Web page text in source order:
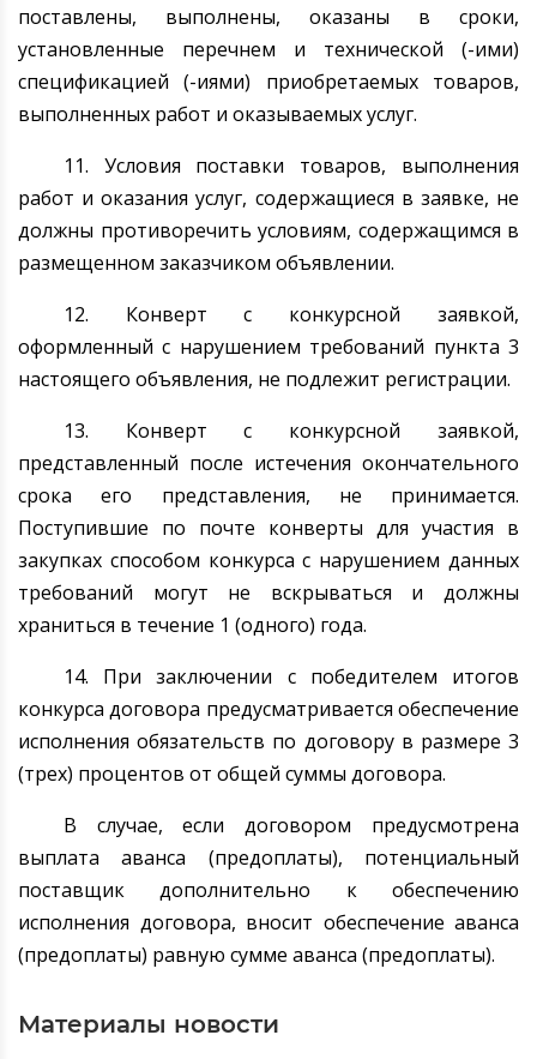
поставлены, выполнены, оказаны в сроки,
установленные перечнем и технической (-ими)
спецификацией (-иями) приобретаемых товаров,
выполненных работ и оказываемых услуг.
11. Условия поставки товаров, выполнения
работ и оказания услуг, содержащиеся в заявке, не
должны противоречить условиям, содержащимся в
размещенном заказчиком объявлении.
12.
Конверт с конкурсной заявкой,
оформленный с нарушением требований пункта 3
настоящего объявления, не подлежит регистрации.
13. Конверт с конкурсной заявкой,
представленный после истечения окончательного
срока его представления, не принимается.
Поступившие по почте конверты для участия в
закупках способом конкурса с нарушением данных
требований могут не вскрываться и должны
храниться в течение 1 (одного) года.
14. При заключении с победителем итогов
конкурса договора предусматривается обеспечение
исполнения обязательств по договору в размере 3
(трех) процентов от общей суммы договора.
В случае, если договором предусмотрена
выплата аванса (предоплаты), потенциальный
поставщик дополнительно к обеспечению
исполнения договора, вносит обеспечение аванса
(предоплаты) равную сумме аванса (предоплаты).
Материалы новости